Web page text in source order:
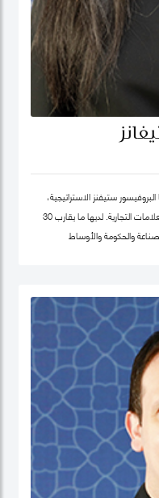
ستيفنز الاستراتيجية،
والحكومة الرشيقة، وإدارة الأزمات وريادة الأعمال والعلامات التجارية. لديها ما يقارب 30
والحكومة والأوساط
(الإمارات العربية المتحدة) ،
المتحدة ، حيث تولت منصب
شاركت بنشاط في لجان الاعتماد
بالإضافة إلى مهامها في
والهند وتايوان وألمانيا.
وهي جزء من مجموعتي